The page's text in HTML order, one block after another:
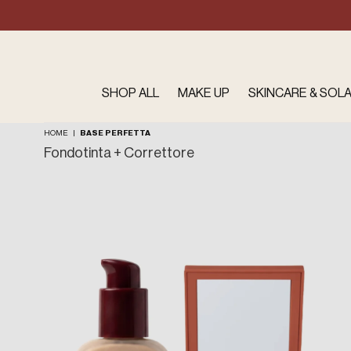
contenuto
SHOP ALL
MAKE UP SKINCARE &
HOME BASE PERFETTA
Fondotinta + Correttore